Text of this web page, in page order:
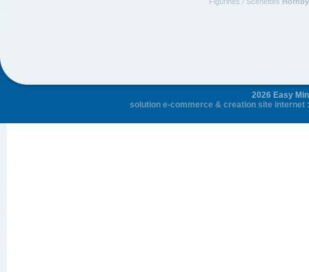
2026 Easy
solution e-commerce & creation site internet